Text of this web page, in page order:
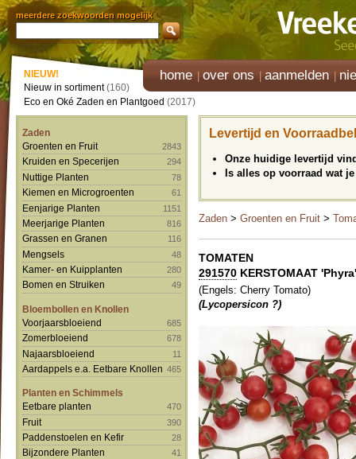
meerdere zoekwoorden mogelijk
home over ons aanmelden
NIEUW!
Nieuw in sortiment(160)
Eco en Oké Zaden en Plantgoed (2017)
Zaden
Groenten en Fruit
2843
Kruiden en Specerijen 294
Nuttige Planten 78
Kiemen en Microgroenten 61
Eenjarige Planten 1151
Meerjarige Planten 816
Grassen en Granen 116
Mengsels 48
Kamer- en Kuipplanten 280
Bomen en Struiken 49
Bloembollen en Knollen
Voorjaarsbloeiend
685
Zomerbloeiend 678
Najaarsbloeiend 11
Aardappels e.a. Eetbare Knollen 465
Planten en Schimmels
Eetbare planten
470
Fruit 390
Paddenstoelen en Kefir 28
Bijzondere Planten 41
Levertijd en
Onze huidige levertijd
Is alles op voorraad wat
Zaden > Groenten en Fruit >
TOMATEN
291570 KERSTOMAAT 'Phyra'
(Engels: Cherry Tomato)
(Lycopersicon ?)